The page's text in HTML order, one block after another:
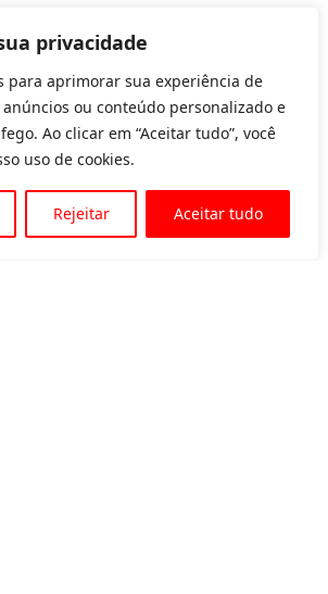
privacidade
para aprimorar sua experiência de
ou conteúdo personalizado e
Ao clicar em “Aceitar tudo”, você
uso de cookies.
Rejeitar Aceitar tudo